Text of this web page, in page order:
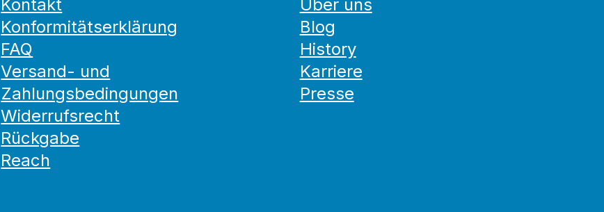
Kontakt
Konformitätserklärung
FAQ
Versand- und
Zahlungsbedingungen
Widerrufsrecht
Rückgabe
Reach
Über uns
Blog
History
Karriere
Presse